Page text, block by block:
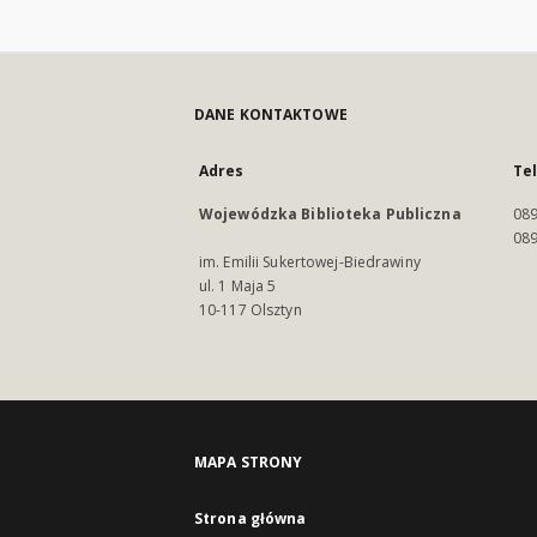
DANE KONTAKTOWE
Adres
Wojewódzka Biblioteka Publiczna
im. Emilii Sukertowej-Biedrawiny
ul. 1 Maja 5
10-117 Olsztyn
MAPA STRONY
Strona główna